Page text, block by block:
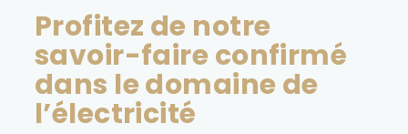
Profitez de notre
savoir-faire confirmé
dans le domaine de
l’électricité